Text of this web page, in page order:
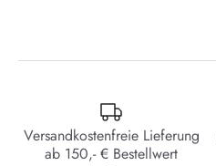
Versandkostenfreie Lieferung
ab 150,- € Bestellwert